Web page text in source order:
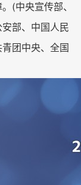
(中央宣传部、
部、中国人民
团中央、全国